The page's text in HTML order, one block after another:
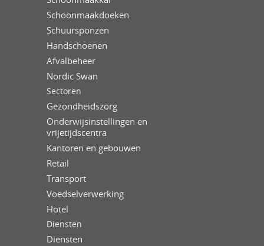
Schoonmaakdoeken
Schuursponzen
Handschoenen
Afvalbeheer
Nordic Swan
Sectoren
Gezondheidszorg
Onderwijsinstellingen en
vrijetijdscentra
Kantoren en gebouwen
Retail
Transport
Voedselverwerking
Hotel
Diensten
Diensten